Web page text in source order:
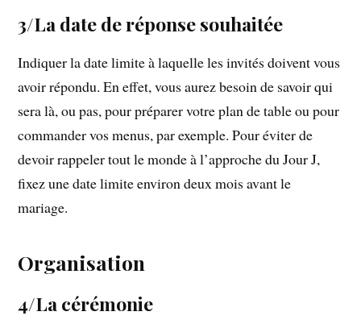
3/La date de réponse souhaitée
Indiquer la date limite à laquelle les invités doivent vous
avoir répondu. En effet, vous aurez besoin de savoir qui
sera là, ou pas, pour préparer votre plan de table ou pour
commander vos menus, par exemple. Pour éviter de
devoir rappeler tout le monde à l’approche du Jour J,
fixez une date limite environ deux mois avant le
mariage.
Organisation
4/La cérémonie